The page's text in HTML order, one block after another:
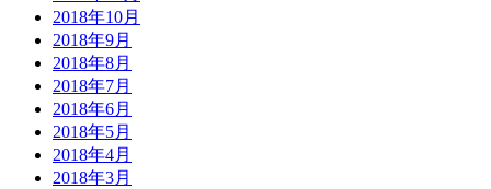
2018年10月
2018年9月
2018年8月
2018年7月
2018年6月
2018年5月
2018年4月
2018年3月